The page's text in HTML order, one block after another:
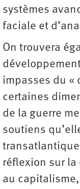
systèmes
faciale et
On trouvera
impasses du «
certaines
de la guerre
soutiens
réflexion sur la
au